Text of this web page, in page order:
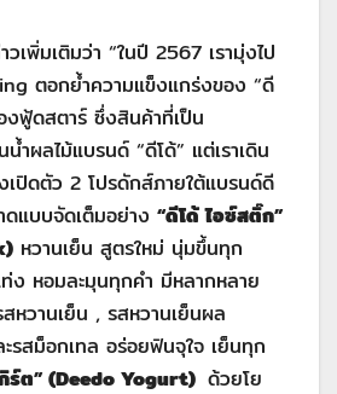
วเพิ่มเติมว่า “ในปี 2567 เรามุ่งไป
ตอกย้ำความแข็งแกร่งของ “ดี
งฟู้ดสตาร์ ซึ่งสินค้าที่เป็น
ำผลไม้แบรนด์ “ดีโด้” แต่เราเดิน
เปิดตัว 2 โปรดักส์ภายใต้แบรนด์ดี
แบบจัดเต็มอย่าง “ดีโด้ ไอซ์สติ๊ก”
หวานเย็น สูตรใหม่ นุ่มขึ้นทุก
ง หอมละมุนทุกคำ มีหลากหลาย
หวานเย็น , รสหวานเย็นผล
รสม็อกเทล อร่อยฟินจุใจ เย็นทุก
ร์ต” (Deedo Yogurt) ด้วยโย